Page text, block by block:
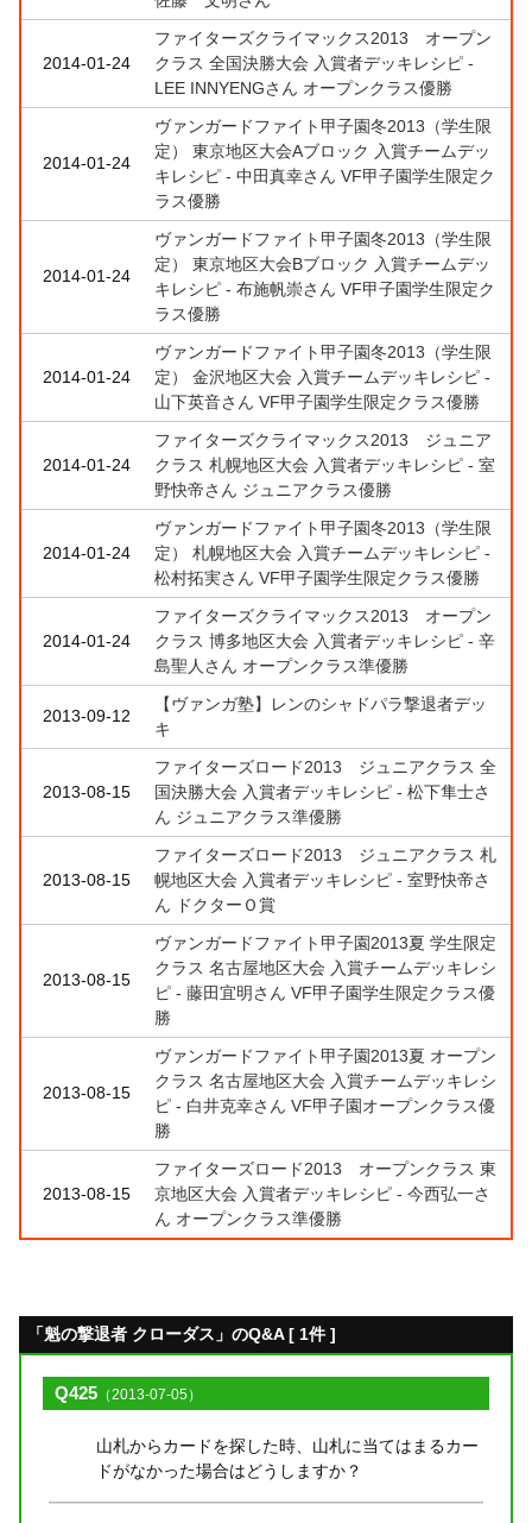
2014-01-24
ファイターズクライマックス2013 オープン
クラス 全国決勝大会 入賞者デッキレシピ -
LEE INNYENGさん オープンクラス優勝
2014-01-24
ヴァンガードファイト甲子園冬2013（学生限
定） 東京地区大会Aブロック 入賞チームデッ
キレシピ - 中田真幸さん VF甲子園学生限定ク
ラス優勝
2014-01-24
ヴァンガードファイト甲子園冬2013（学生限
定） 東京地区大会Bブロック 入賞チームデッ
キレシピ - 布施帆崇さん VF甲子園学生限定ク
ラス優勝
2014-01-24
ヴァンガードファイト甲子園冬2013（学生限
定） 金沢地区大会 入賞チームデッキレシピ -
山下英音さん VF甲子園学生限定クラス優勝
2014-01-24
ファイターズクライマックス2013 ジュニア
クラス 札幌地区大会 入賞者デッキレシピ - 室
野快帝さん ジュニアクラス優勝
2014-01-24
ヴァンガードファイト甲子園冬2013（学生限
定） 札幌地区大会 入賞チームデッキレシピ -
松村拓実さん VF甲子園学生限定クラス優勝
2014-01-24
ファイターズクライマックス2013 オープン
クラス 博多地区大会 入賞者デッキレシピ - 辛
島聖人さん オープンクラス準優勝
2013-09-12
【ヴァンガ塾】レンのシャドパラ撃退者デッ
キ
2013-08-15
ファイターズロード2013 ジュニアクラス 全
国決勝大会 入賞者デッキレシピ - 松下隼士さ
ん ジュニアクラス準優勝
2013-08-15
ファイターズロード2013 ジュニアクラス 札
幌地区大会 入賞者デッキレシピ - 室野快帝さ
ん ドクターＯ賞
2013-08-15
ヴァンガードファイト甲子園2013夏 学生限定
クラス 名古屋地区大会 入賞チームデッキレシ
ピ - 藤田宜明さん VF甲子園学生限定クラス優
勝
2013-08-15
ヴァンガードファイト甲子園2013夏 オープン
クラス 名古屋地区大会 入賞チームデッキレシ
ピ - 白井克幸さん VF甲子園オープンクラス優
勝
2013-08-15
ファイターズロード2013 オープンクラス 東
京地区大会 入賞者デッキレシピ - 今西弘一さ
ん オープンクラス準優勝
「魁の撃退者 クローダス」のQ&A [ 1件 ]
Q425 （2013-07-05）
山札からカードを探した時、山札に当てはまるカー
ドがなかった場合はどうしますか？